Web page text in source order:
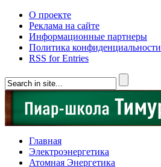
О проекте
Реклама на сайте
Информационные партнеры
Политика конфиденциальности
RSS for Entries
Главная
Электроэнергетика
Атомная Энергетика